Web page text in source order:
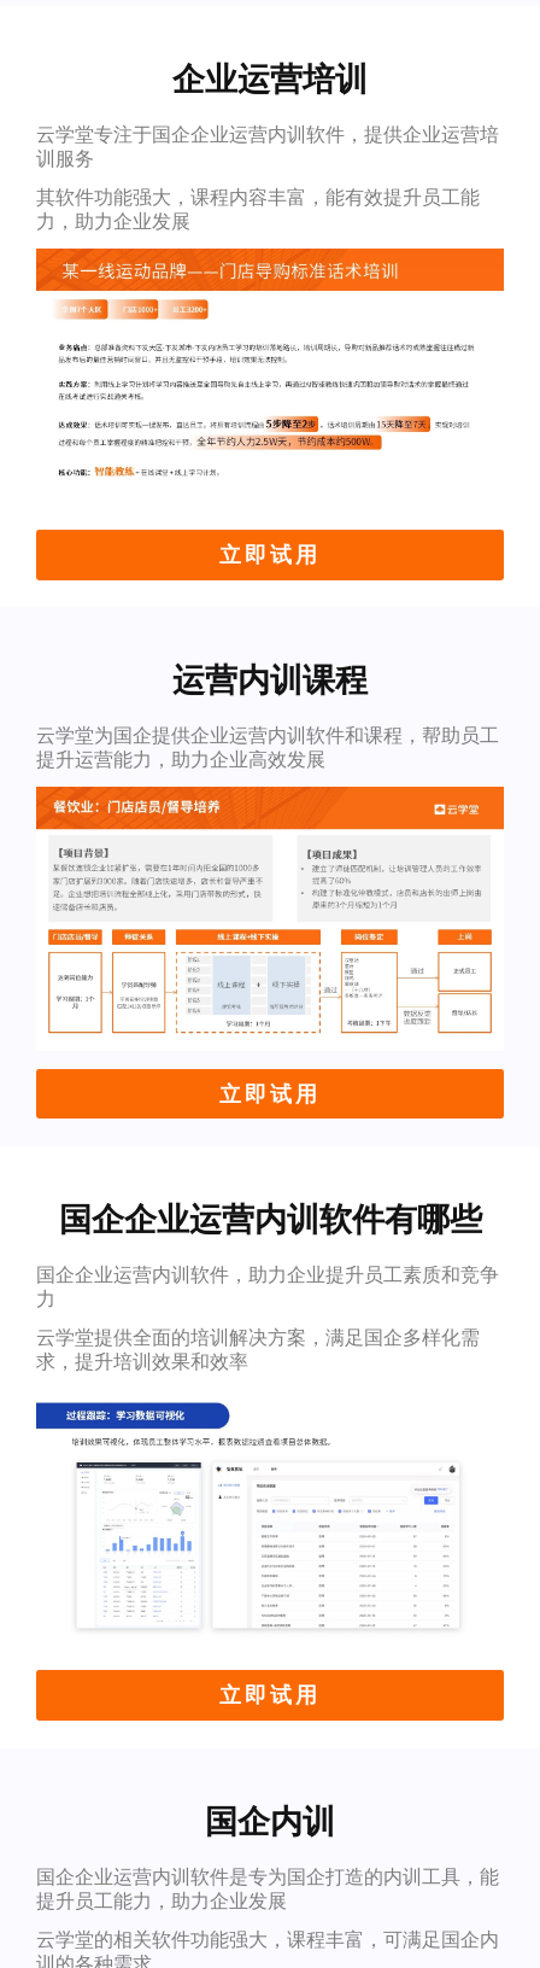
企业运营培训
云学堂专注于国企企业运营内训软件，提供企业运营培
训服务
其软件功能强大，课程内容丰富，能有效提升员工能
力，助力企业发展
立即试用
运营内训课程
云学堂为国企提供企业运营内训软件和课程，帮助员工
提升运营能力，助力企业高效发展
立即试用
国企企业运营内训软件有哪些
国企企业运营内训软件，助力企业提升员工素质和竞争
力
云学堂提供全面的培训解决方案，满足国企多样化需
求，提升培训效果和效率
立即试用
国企内训
国企企业运营内训软件是专为国企打造的内训工具，能
提升员工能力，助力企业发展
云学堂的相关软件功能强大，课程丰富，可满足国企内
训的各种需求